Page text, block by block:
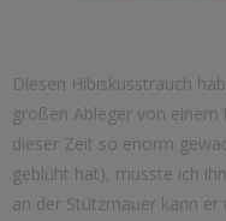
Diesen Hibiskusstrauch
großen Ableger von
dieser Zeit so enorm
geblüht hat), musste ich
an der Stützmauer kann er